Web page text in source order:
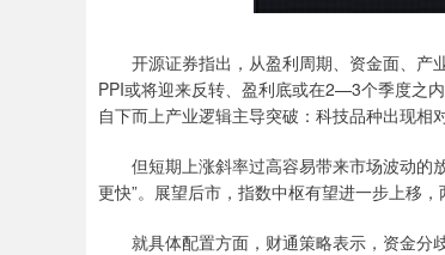
开源证券指出，从盈利周期、资金面、产
PPI或将迎来反转、盈利底或在2—3个季度之
自下而上产业逻辑主导突破：科技品种出现相
但短期上涨斜率过高容易带来市场波动的放
更快”。展望后市，指数中枢有望进一步上移，
就具体配置方面，财通策略表示，资金分